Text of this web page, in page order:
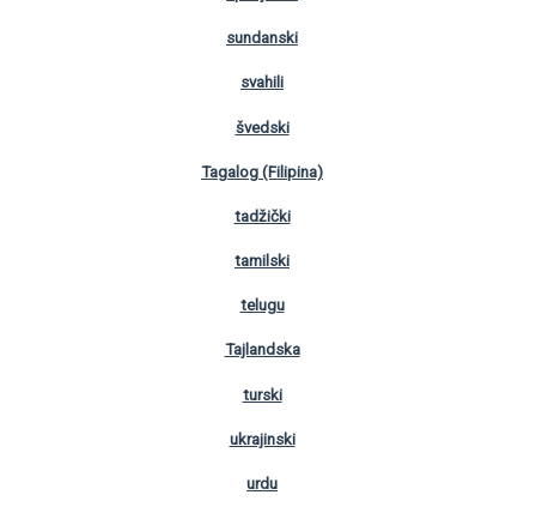
sundanski
svahili
švedski
Tagalog (Filipina)
tadžički
tamilski
telugu
Tajlandska
turski
ukrajinski
urdu